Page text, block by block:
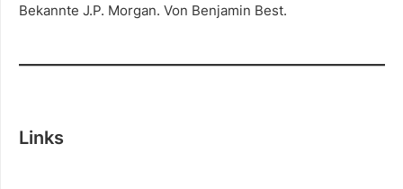
Bekannte J.P. Morgan. Von Benjamin Best.
Links